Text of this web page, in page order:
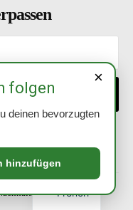
Abmeldung ist
×
folgen
deinen bevorzugten
hinzufügen
French